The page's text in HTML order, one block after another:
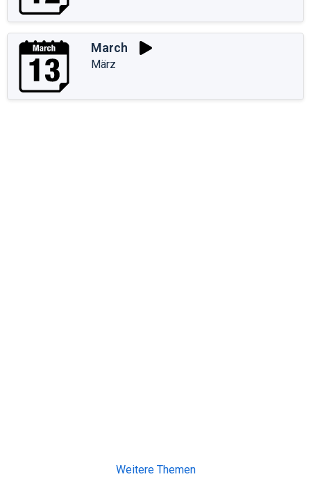
March
März
Weitere Themen